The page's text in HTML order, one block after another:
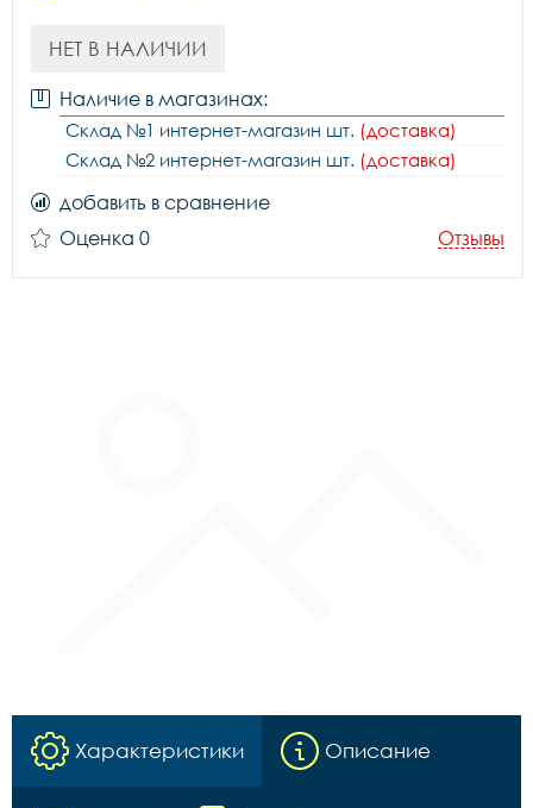
НЕТ В НАЛИЧИИ
Наличие в магазинах:
Склад №1 интернет-магазин шт. (доставка)
Склад №2 интернет-магазин шт. (доставка)
добавить в сравнение
Оценка 0
Отзывы
Характеристики Описание